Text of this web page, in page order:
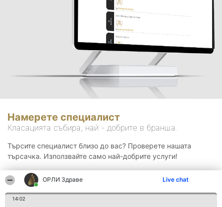
ОРЛИ Здраве Live chat
14:02
Намерете специалист
Класацията събира, най - добрите в бранша.
Търсите специалист близо до вас? Проверете нашата
търсачка. Използвайте само най-добрите услуги!